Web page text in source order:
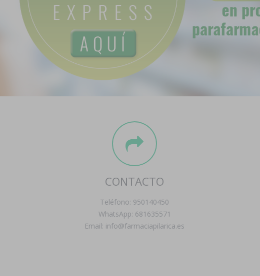
CONTACTO
Teléfono: 950140450
WhatsApp: 681635571
Email: info@farmaciapilarica.es